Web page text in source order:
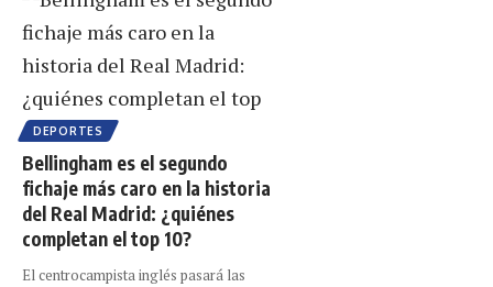
DEPORTES
Bellingham es el segundo
fichaje más caro en la historia
del Real Madrid: ¿quiénes
completan el top 10?
El centrocampista inglés pasará las